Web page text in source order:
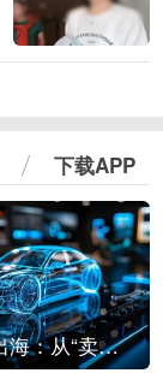
下载APP
中国汽车出海：从“卖出去”到“走进去”